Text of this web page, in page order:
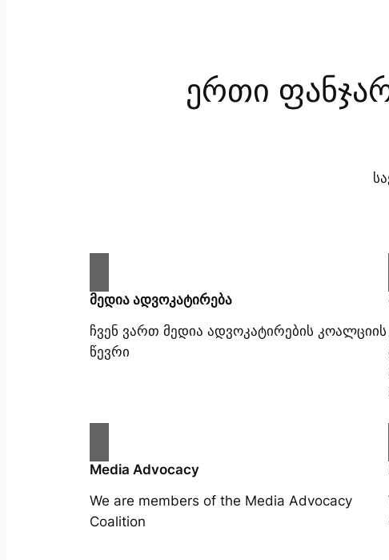
ერთი
მედია ადვოკატირება
ჩვენ ვართ მედია ადვოკატირების კოალციის
წევრი
Media Advocacy
We are members of the Media Advocacy
Coalition